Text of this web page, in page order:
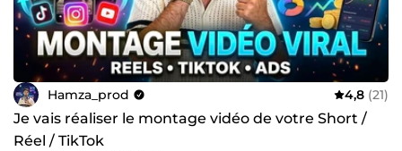
Hamza_prod 4,8 (21)
Je vais réaliser le montage vidéo de votre Short /
Réel / TikTok